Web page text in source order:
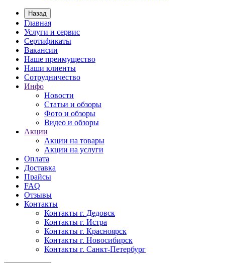
Назад
Главная
Услуги и сервис
Сертификаты
Вакансии
Наше преимущество
Наши клиенты
Сотрудничество
Инфо
Новости
Статьи и обзоры
Фото и обзоры
Видео и обзоры
Акции
Акции на товары
Акции на услуги
Оплата
Доставка
Прайсы
FAQ
Отзывы
Контакты
Контакты г. Дедовск
Контакты г. Истра
Контакты г. Красноярск
Контакты г. Новосибирск
Контакты г. Санкт-Петербург